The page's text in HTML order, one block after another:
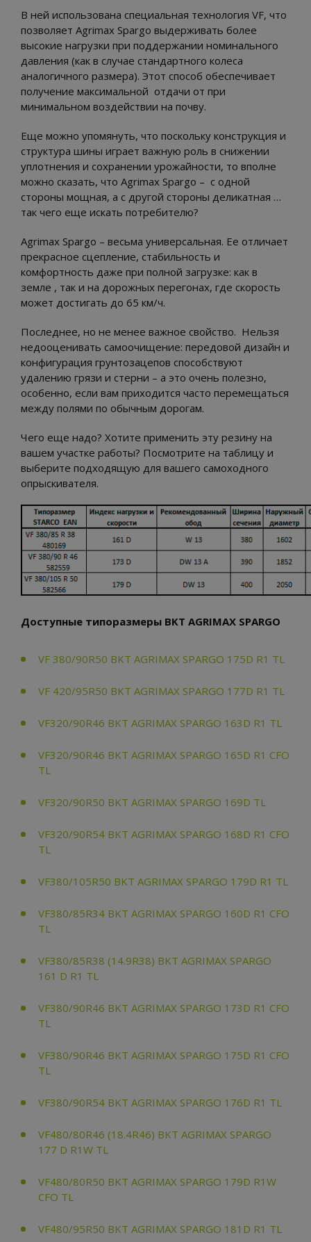
В ней использована специальная технология VF, что
позволяет Agrimax Spargo выдерживать более
высокие нагрузки при поддержании номинального
давления (как в случае стандартного колеса
аналогичного размера). Этот способ обеспечивает
получение максимальной отдачи от при
минимальном воздействии на почву.
Еще можно упомянуть, что поскольку конструкция и
структура шины играет важную роль в снижении
уплотнения и сохранении урожайности, то вполне
можно сказать, что Agrimax Spargo – с одной
стороны мощная, а с другой стороны деликатная …
так чего еще искать потребителю?
Agrimax Spargo – весьма универсальная. Ее отличает
прекрасное сцепление, стабильность и
комфортность даже при полной загрузке: как в
земле , так и на дорожных перегонах, где скорость
может достигать до 65 км/ч.
Последнее, но не менее важное свойство. Нельзя
недооценивать самоочищение: передовой дизайн и
конфигурация грунтозацепов способствуют
удалению грязи и стерни – а это очень полезно,
особенно, если вам приходится часто перемещаться
между полями по обычным дорогам.
Чего еще надо? Хотите применить эту резину на
вашем участке работы? Посмотрите на таблицу и
выберите подходящую для вашего самоходного
опрыскивателя.
Доступные типоразмеры BKT AGRIMAX SPARGO
VF 380/90R50 BKT AGRIMAX SPARGO 175D R1 TL
VF 420/95R50 BKT AGRIMAX SPARGO 177D R1 TL
VF320/90R46 BKT AGRIMAX SPARGO 163D R1 TL
VF320/90R46 BKT AGRIMAX SPARGO 165D R1 CFO
TL
VF320/90R50 BKT AGRIMAX SPARGO 169D TL
VF320/90R54 BKT AGRIMAX SPARGO 168D R1 CFO
TL
VF380/105R50 BKT AGRIMAX SPARGO 179D R1 TL
VF380/85R34 BKT AGRIMAX SPARGO 160D R1 CFO
TL
VF380/85R38 (14.9R38) BKT AGRIMAX SPARGO
161 D R1 TL
VF380/90R46 BKT AGRIMAX SPARGO 173D R1 CFO
TL
VF380/90R46 BKT AGRIMAX SPARGO 175D R1 CFO
TL
VF380/90R54 BKT AGRIMAX SPARGO 176D R1 TL
VF480/80R46 (18.4R46) BKT AGRIMAX SPARGO
177 D R1W TL
VF480/80R50 BKT AGRIMAX SPARGO 179D R1W
CFO TL
VF480/95R50 BKT AGRIMAX SPARGO 181D R1 TL